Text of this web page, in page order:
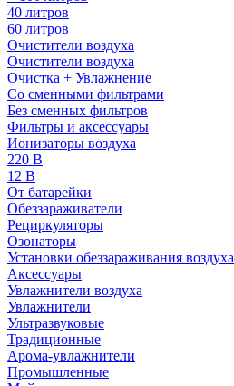
40 литров
60 литров
Очистители воздуха
Очистители воздуха
Очистка + Увлажнение
Cо сменными фильтрами
Без сменных фильтров
Фильтры и аксессуары
Ионизаторы воздуха
220 В
12 В
От батарейки
Обеззараживатели
Рециркуляторы
Озонаторы
Установки обеззараживания воздуха
Аксессуары
Увлажнители воздуха
Увлажнители
Ультразвуковые
Традиционные
Арома-увлажнители
Промышленные